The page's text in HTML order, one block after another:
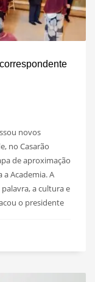
novos
no Casarão
de aproximação
a Academia. A
a cultura e
o presidente